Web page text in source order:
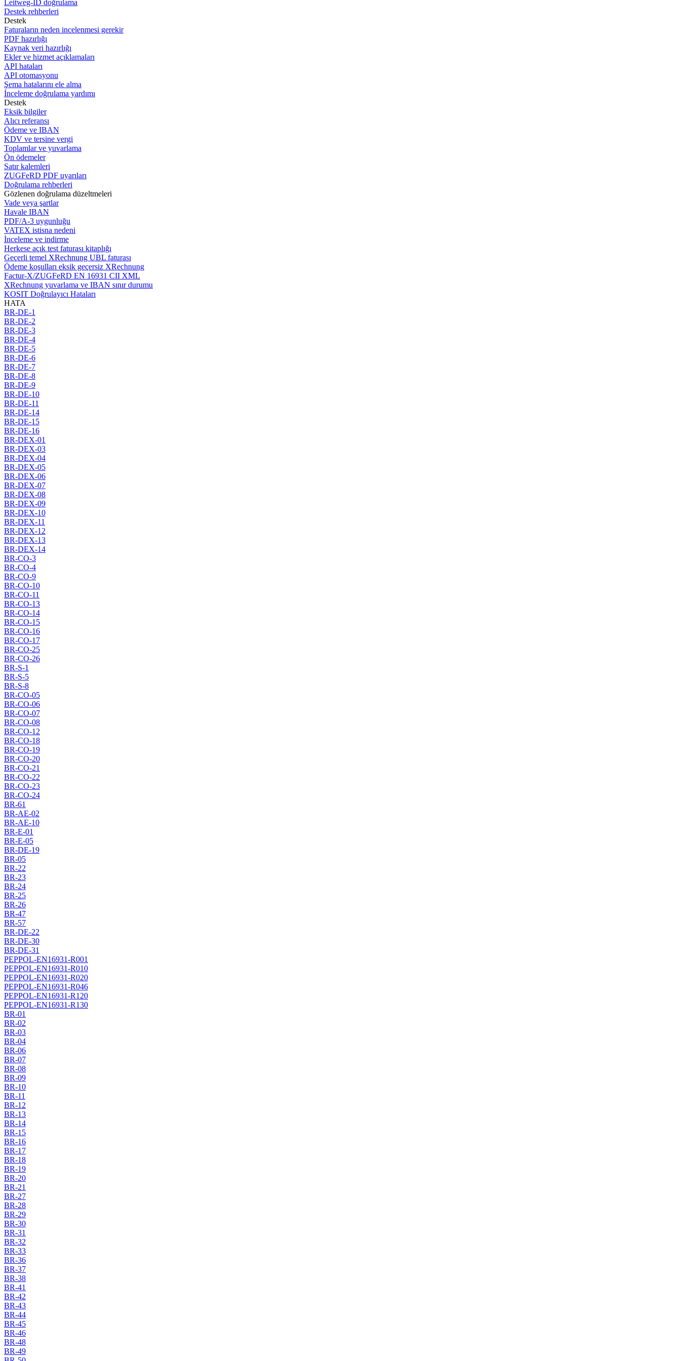
Leitweg-ID doğrulama
Destek rehberleri
Destek
Faturaların neden incelenmesi gerekir
PDF hazırlığı
Kaynak veri hazırlığı
Ekler ve hizmet açıklamaları
API hataları
API otomasyonu
Şema hatalarını ele alma
İnceleme doğrulama yardımı
Destek
Eksik bilgiler
Alıcı referansı
Ödeme ve IBAN
KDV ve tersine vergi
Toplamlar ve yuvarlama
Ön ödemeler
Satır kalemleri
ZUGFeRD PDF uyarıları
Doğrulama rehberleri
Gözlenen doğrulama düzeltmeleri
Vade veya şartlar
Havale IBAN
PDF/A-3 uygunluğu
VATEX istisna nedeni
İnceleme ve indirme
Herkese açık test faturası kitaplığı
Geçerli temel XRechnung UBL faturası
Ödeme koşulları eksik geçersiz XRechnung
Factur-X/ZUGFeRD EN 16931 CII XML
XRechnung yuvarlama ve IBAN sınır durumu
KOSIT Doğrulayıcı Hataları
HATA
BR-DE-1
BR-DE-2
BR-DE-3
BR-DE-4
BR-DE-5
BR-DE-6
BR-DE-7
BR-DE-8
BR-DE-9
BR-DE-10
BR-DE-11
BR-DE-14
BR-DE-15
BR-DE-16
BR-DEX-01
BR-DEX-03
BR-DEX-04
BR-DEX-05
BR-DEX-06
BR-DEX-07
BR-DEX-08
BR-DEX-09
BR-DEX-10
BR-DEX-11
BR-DEX-12
BR-DEX-13
BR-DEX-14
BR-CO-3
BR-CO-4
BR-CO-9
BR-CO-10
BR-CO-11
BR-CO-13
BR-CO-14
BR-CO-15
BR-CO-16
BR-CO-17
BR-CO-25
BR-CO-26
BR-S-1
BR-S-5
BR-S-8
BR-CO-05
BR-CO-06
BR-CO-07
BR-CO-08
BR-CO-12
BR-CO-18
BR-CO-19
BR-CO-20
BR-CO-21
BR-CO-22
BR-CO-23
BR-CO-24
BR-61
BR-AE-02
BR-AE-10
BR-E-01
BR-E-05
BR-DE-19
BR-05
BR-22
BR-23
BR-24
BR-25
BR-26
BR-47
BR-57
BR-DE-22
BR-DE-30
BR-DE-31
PEPPOL-EN16931-R001
PEPPOL-EN16931-R010
PEPPOL-EN16931-R020
PEPPOL-EN16931-R046
PEPPOL-EN16931-R120
PEPPOL-EN16931-R130
BR-01
BR-02
BR-03
BR-04
BR-06
BR-07
BR-08
BR-09
BR-10
BR-11
BR-12
BR-13
BR-14
BR-15
BR-16
BR-17
BR-18
BR-19
BR-20
BR-21
BR-27
BR-28
BR-29
BR-30
BR-31
BR-32
BR-33
BR-36
BR-37
BR-38
BR-41
BR-42
BR-43
BR-44
BR-45
BR-46
BR-48
BR-49